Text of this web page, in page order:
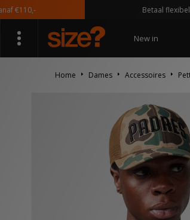
Betaal flexibel met
New in
Home Dames Accessoires